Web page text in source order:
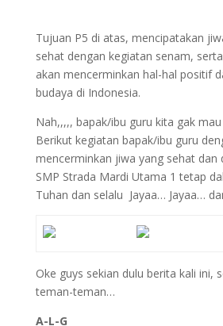
Tujuan P5 di atas, mencipatakan
sehat dengan kegiatan senam,
akan mencerminkan hal-hal positif
budaya di Indonesia.
Nah,,,,, bapak/ibu guru kita gak
Berikut kegiatan bapak/ibu guru
mencerminkan jiwa yang sehat dan
SMP Strada Mardi Utama 1 tetap
Tuhan dan selalu Jayaa… Jayaa…
Oke guys sekian dulu berita kali ini,
teman-teman…
A-L-G